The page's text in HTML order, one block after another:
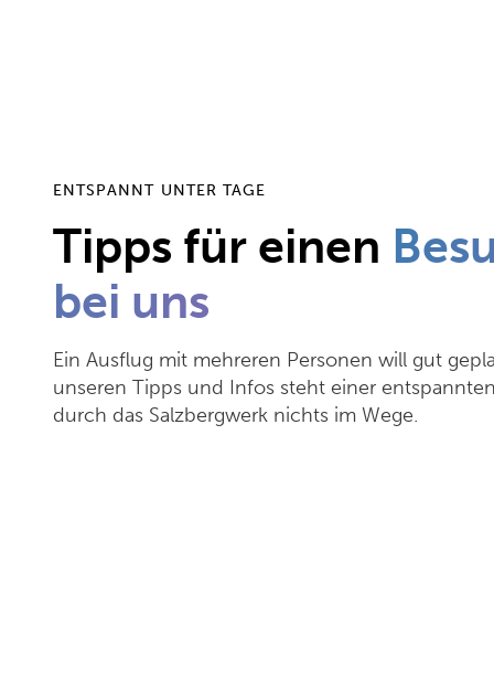
ENTSPANNT UNTER TAGE
Tipps für einen
bei uns
Ein Ausflug mit mehreren Personen will gut
unseren Tipps und Infos steht einer
durch das Salzbergwerk nichts im Wege.